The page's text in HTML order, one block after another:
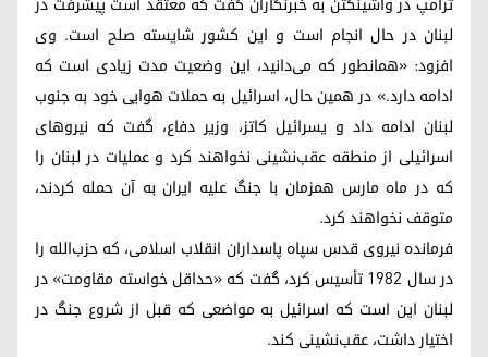
لبنان در حال انجام است و این کشور شایسته صلح است. وی
افزود: «همانطور که می‌دانید، این وضعیت مدت زیادی است که
ادامه دارد.» در همین حال، اسرائیل به حملات هوایی خود به جنوب
لبنان ادامه داد و یسرائیل کاتز، وزیر دفاع، گفت که نیروهای
اسرائیلی از منطقه عقب‌نشینی نخواهند کرد و عملیات در لبنان را
که در ماه مارس همزمان با جنگ علیه ایران به آن حمله کردند،
متوقف نخواهند کرد.
فرمانده نیروی قدس سپاه پاسداران انقلاب اسلامی، که حزب‌الله را
در سال ۱۹۸۲ تأسیس کرد، گفت که «حداقل خواسته مقاومت» در
لبنان این است که اسرائیل به مواضعی که قبل از شروع جنگ در
اختیار داشت، عقب‌نشینی کند.